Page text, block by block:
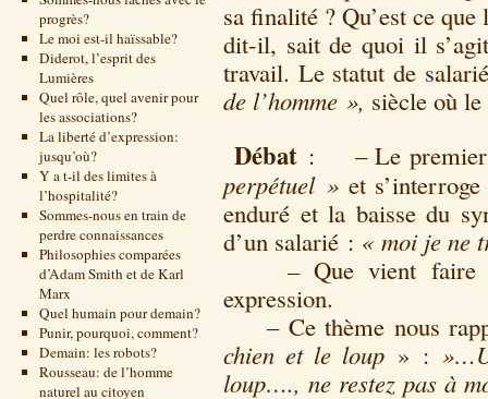
progrès?
Le moi est-il haïssable?
Diderot, l’esprit des
Lumières
Quel rôle, quel avenir pour
les associations?
La liberté d’expression:
jusqu’où?
Y a t-il des limites à
l’hospitalité?
Sommes-nous en train de
perdre connaissances
Philosophies comparées
d’Adam Smith et de Karl
Marx
Quel humain pour demain?
Punir, pourquoi, comment?
Demain: les robots?
Rousseau: de l’homme
naturel au citoyen
sa finalité ? Qu’est ce
dit-il, sait de quoi il
travail. Le statut de
de l’homme », siècle où
Débat : – Le premier
perpétuel »et
enduré et la baisse du
d’un salarié : « moi je ne
–Que vient
expression.
– Ce thème nous
chien et le loup» :
loup…., ne restez pas à